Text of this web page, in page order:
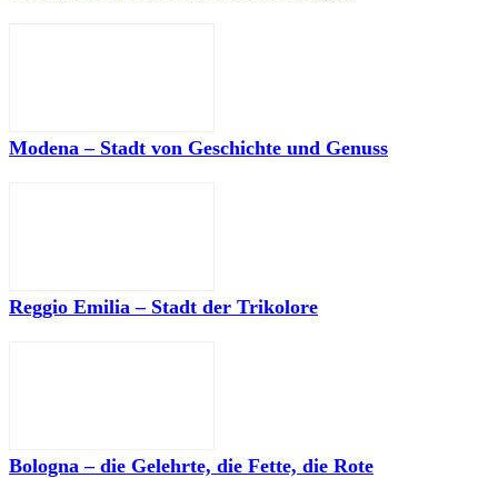
Modena – Stadt von Geschichte und Genuss
Reggio Emilia – Stadt der Trikolore
Bologna – die Gelehrte, die Fette, die Rote